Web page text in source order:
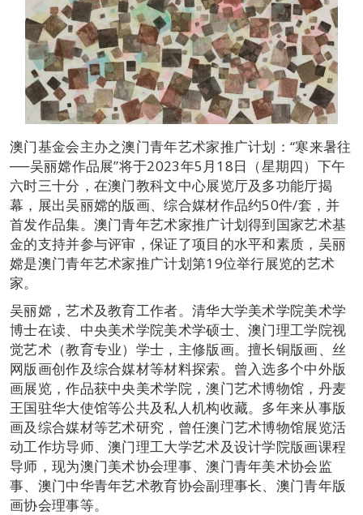
澳门基金会主办之澳门青年艺术家推广计划：“寒来暑往
──吴丽嫦作品展”将于2023年5月18日（星期四）下午
六时三十分，在澳门教科文中心展览厅及多功能厅揭
幕，展出吴丽嫦的版画、综合媒材作品约50件/套，并
首发作品集。澳门青年艺术家推广计划得到国家艺术基
金的支持并参与评审，保证了项目的水平和素质，吴丽
嫦是澳门青年艺术家推广计划第19位举行展览的艺术
家。
吴丽嫦，艺术及教育工作者。清华大学美术学院美术学
博士在读、中央美术学院美术学硕士、澳门理工学院视
觉艺术（教育专业）学士，主修版画。擅长铜版画、丝
网版画创作及综合媒材等材料探索。曾入选多个中外版
画展览，作品获中央美术学院，澳门艺术博物馆，丹麦
王国驻华大使馆等公共及私人机构收藏。多年来从事版
画及综合媒材等艺术研究，曾任澳门艺术博物馆展览活
动工作坊导师、澳门理工大学艺术及设计学院版画课程
导师，现为澳门美术协会理事、澳门青年美术协会监
事、澳门中华青年艺术教育协会副理事长、澳门青年版
画协会理事等。